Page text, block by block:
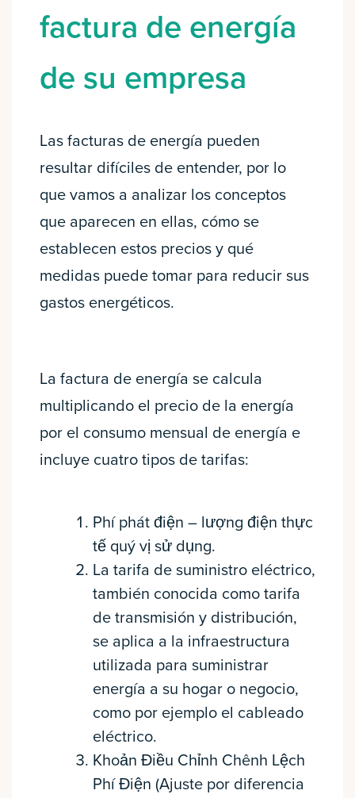
factura de energía
de su empresa
Las facturas de energía pueden
resultar difíciles de entender, por lo
que vamos a analizar los conceptos
que aparecen en ellas, cómo se
establecen estos precios y qué
medidas puede tomar para reducir sus
gastos energéticos.
La factura de energía se calcula
multiplicando el precio de la energía
por el consumo mensual de energía e
incluye cuatro tipos de tarifas:
Phí phát điện – lượng điện thực
tế quý vị sử dụng.
La tarifa de suministro eléctrico,
también conocida como tarifa
de transmisión y distribución,
se aplica a la infraestructura
utilizada para suministrar
energía a su hogar o negocio,
como por ejemplo el cableado
eléctrico.
Khoản Điều Chỉnh Chênh Lệch
Phí Điện (Ajuste por diferencia